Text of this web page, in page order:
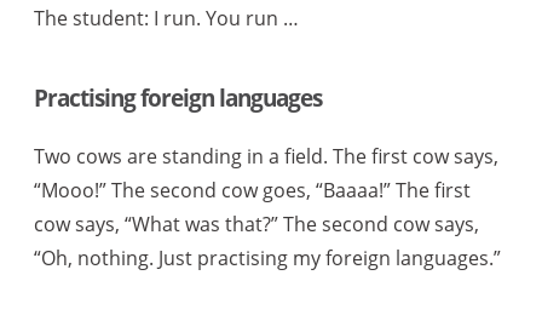
The student: I run. You run …
Practising foreign languages
Two cows are standing in a field. The first cow says,
“Mooo!” The second cow goes, “Baaaa!” The first
cow says, “What was that?” The second cow says,
“Oh, nothing. Just practising my foreign languages.”